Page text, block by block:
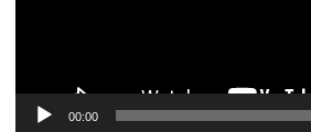
00:00